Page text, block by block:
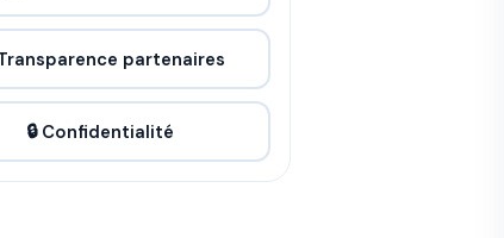
partenaires
🔒 Confidentialité